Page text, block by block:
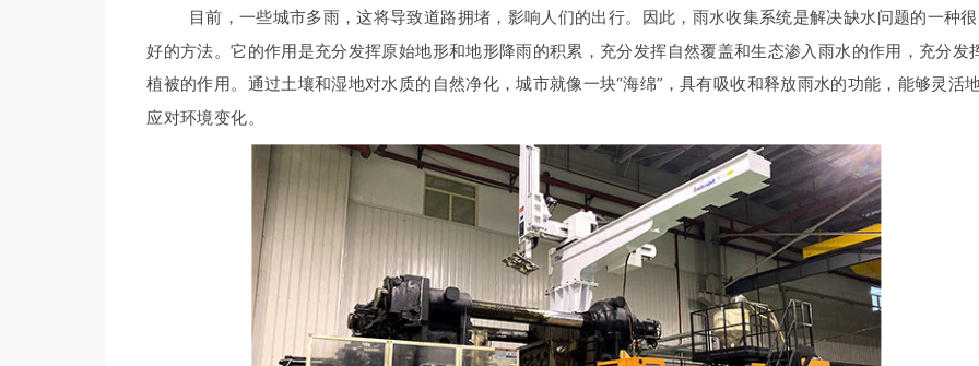
目前，一些城市多雨，这将导致道路拥堵，影响人们的出行。因此，雨水收集系统是解决缺水问题的一种很
好的方法。它的作用是充分发挥原始地形和地形降雨的积累，充分发挥自然覆盖和生态渗入雨水的作用，充分发
植被的作用。通过土壤和湿地对水质的自然净化，城市就像一块“海绵”，具有吸收和释放雨水的功能，能够灵活
应对环境变化。